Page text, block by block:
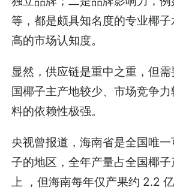
等，都是颇具知名度的专业椰
高的市场认知度。
显然，供应链是重中之重，但
国椰子主产地较少、市场竞争
料的依赖性极强。
央视曾报道，海南省是全国唯
子的地区，全年产量占全国椰
上 ，但海南每年仅产果约 2.2